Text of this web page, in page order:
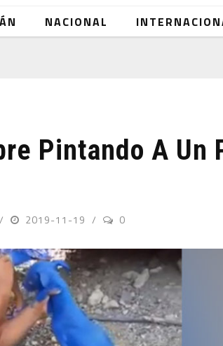
NACIONAL
Pintando A Un
2019-11-19 0